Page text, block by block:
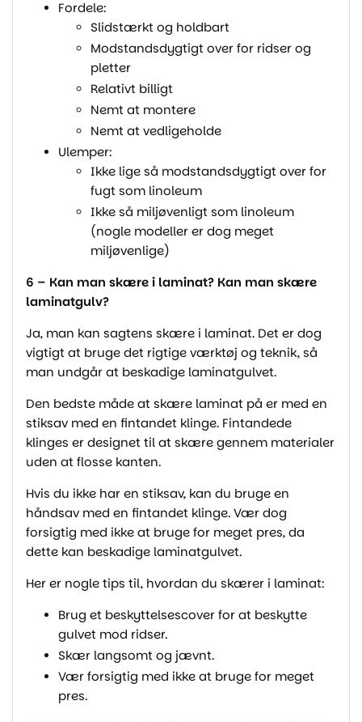
Fordele:
Slidstærkt og holdbart
Modstandsdygtigt over for ridser og
pletter
Relativt billigt
Nemt at montere
Nemt at vedligeholde
Ulemper:
Ikke lige så modstandsdygtigt over for
fugt som linoleum
Ikke så miljøvenligt som linoleum
(nogle modeller er dog meget
miljøvenlige)
6 – Kan man skære i laminat? Kan man skære
laminatgulv?
Ja, man kan sagtens skære i laminat. Det er dog
vigtigt at bruge det rigtige værktøj og teknik, så
man undgår at beskadige laminatgulvet.
Den bedste måde at skære laminat på er med en
stiksav med en fintandet klinge. Fintandede
klinges er designet til at skære gennem materialer
uden at flosse kanten.
Hvis du ikke har en stiksav, kan du bruge en
håndsav med en fintandet klinge. Vær dog
forsigtig med ikke at bruge for meget pres, da
dette kan beskadige laminatgulvet.
Her er nogle tips til, hvordan du skærer i laminat:
Brug et beskyttelsescover for at beskytte
gulvet mod ridser.
Skær langsomt og jævnt.
Vær forsigtig med ikke at bruge for meget
pres.